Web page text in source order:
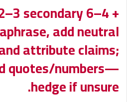
2–3 secondary
add neutral
attribute claims;
quotes/numbers—
hedge if unsure.